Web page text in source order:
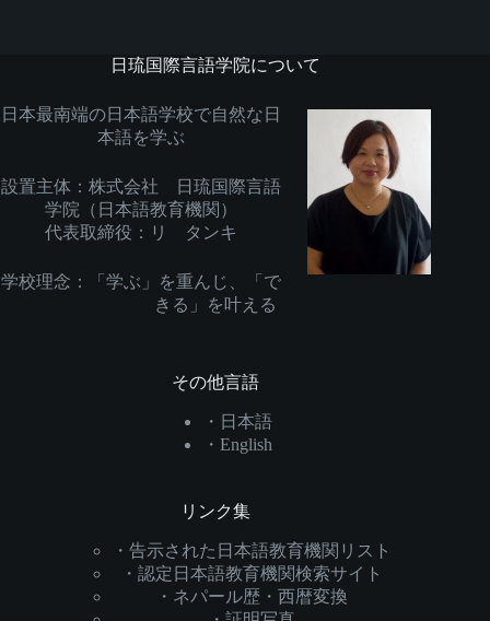
日琉国際言語学院について
日本最南端の日本語学校で自然な日
本語を学ぶ
設置主体：株式会社 日琉国際言語
学院（日本語教育機関）
代表取締役：リ タンキ
学校理念：「学ぶ」を重んじ、「で
きる」を叶える
その他言語
・日本語
・English
リンク集
・告示された日本語教育機関リスト
・ 認定日本語教育機関検索サイト
・ ネパール歴・西暦変換